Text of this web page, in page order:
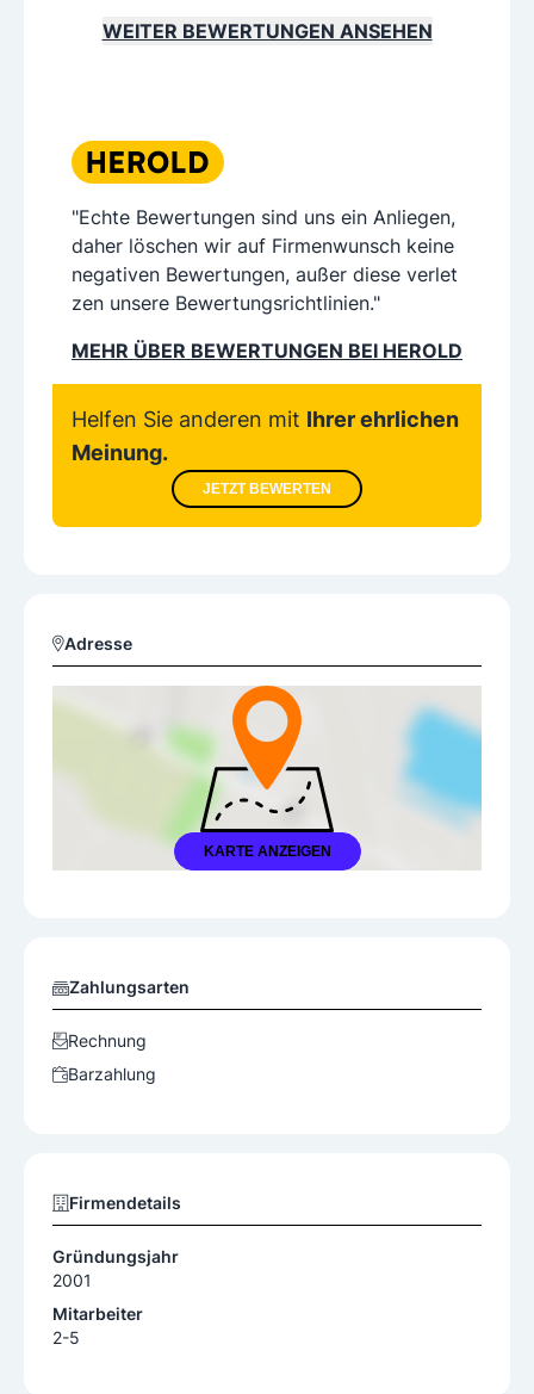
WEITER BEWERTUNGEN ANSEHEN
"Echte Bewertungen sind uns ein Anliegen,
daher löschen wir auf Firmenwunsch keine
negativen Bewertungen, außer diese verlet
zen unsere Bewertungsrichtlinien."
MEHR ÜBER BEWERTUNGEN BEI HEROLD
Helfen Sie anderen mit Ihrer ehrlichen
Meinung.
JETZT BEWERTEN
Adresse
KARTE ANZEIGEN
Zahlungsarten
Rechnung
Barzahlung
Firmendetails
Gründungsjahr
2001
Mitarbeiter
2-5